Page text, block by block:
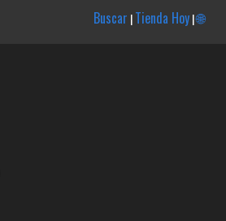
Buscar |Tienda Hoy|🌐